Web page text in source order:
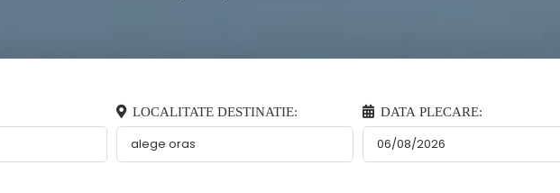
LOCALITATE DESTINATIE: DATA PLECARE: